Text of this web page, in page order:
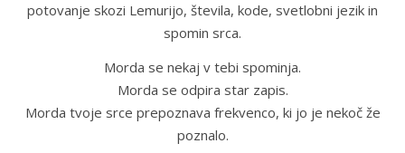
potovanje skozi Lemurijo, števila, kode, svetlobni jezik in
spomin srca.
Morda se nekaj v tebi spominja.
Morda se odpira star zapis.
Morda tvoje srce prepoznava frekvenco, ki jo je nekoč že
poznalo.